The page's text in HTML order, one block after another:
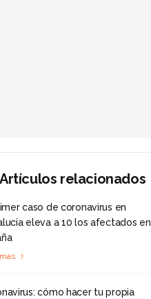
Artículos relacionados
caso de coronavirus en
eleva a 10 los afectados en
cómo hacer tu propia